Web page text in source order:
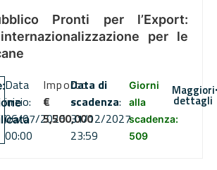
Pronti per l’Export:
per le
Data
inizio:
06/07/2026
00:00
Importo
€
5,500,000
Data di
scadenza:
31/12/2027
23:59
Giorni
alla
scadenza:
509
Maggiori
dettagli